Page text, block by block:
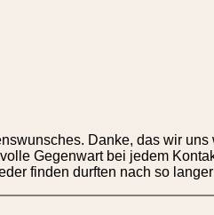
Danke, das wir
Gegenwart bei jedem
finden durften nach so